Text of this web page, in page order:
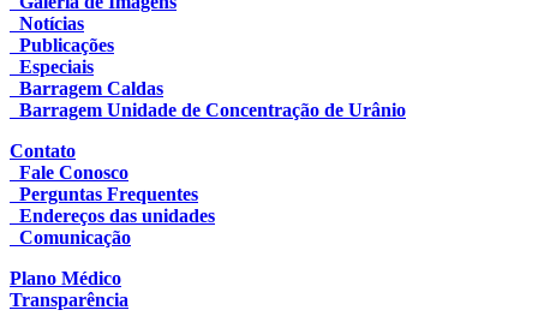
Notícias
Publicações
Especiais
Barragem Caldas
Barragem Unidade de Concentração de Urânio
Contato
Fale Conosco
Perguntas Frequentes
Endereços das unidades
Comunicação
Plano Médico
Transparência